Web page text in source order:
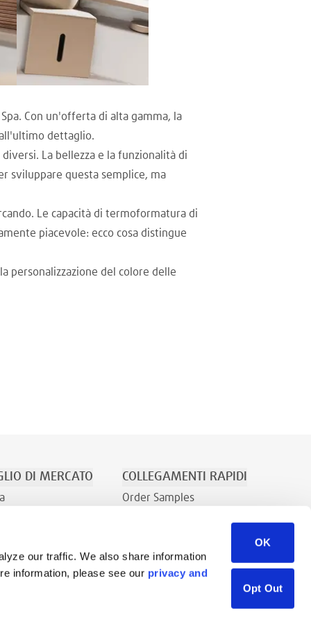
our traffic. We also share information
information, please see our privacy and
OK
Opt Out
Con un'offerta di alta gamma, la
dettaglio.
La bellezza e la funzionalità di
sviluppare questa semplice, ma
Le capacità di termoformatura di
piacevole: ecco cosa distingue
personalizzazione del colore delle
DI MERCATO COLLEGAMENTI RAPIDI
Order Samples